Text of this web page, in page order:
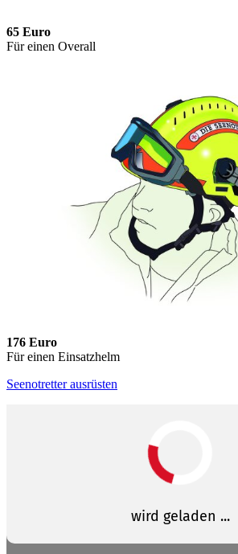
65 Euro
Für einen Overall
176 Euro
Für einen Einsatzhelm
Seenotretter ausrüsten